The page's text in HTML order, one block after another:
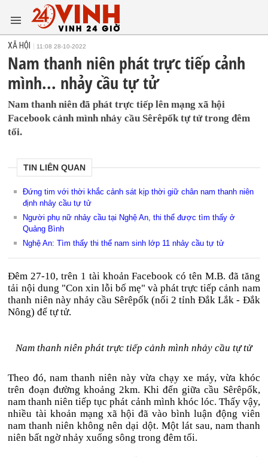
XÃ HỘI 11:08 28-10-2022
Nam thanh niên phát trực tiếp cảnh
mình... nhảy cầu tự tử
Nam thanh niên đã phát trực tiếp lên mạng xã hội
Facebook cảnh mình nhảy cầu Sêrêpốk tự tử trong đêm
tối.
TIN LIÊN QUAN
Đứng tim với thời khắc cảnh sát kịp thời giữ chân nam thanh niên
định nhảy cầu tự tử
Người phụ nữ nhảy cầu tại Nghệ An, thi thể được tìm thấy ở
Quảng Bình
Nghệ An: Tìm thấy thi thể nam sinh lớp 11 nhảy cầu tự tử
Đêm 27-10, trên 1 tài khoản Facebook có tên M.B. đã tăng
tải nội dung "Con xin lỗi bố mẹ" và phát trực tiếp cảnh nam
thanh niên này nhảy cầu Sêrêpốk (nối 2 tỉnh Đắk Lắk - Đắk
Nông) để tự tử.
Nam thanh niên phát trực tiếp cảnh mình nhảy cầu tự tử
Theo đó, nam thanh niên này vừa chạy xe máy, vừa khóc
trên đoạn đường khoảng 2km. Khi đến giữa cầu Sêrêpốk,
nam thanh niên tiếp tục phát cảnh mình khóc lóc. Thấy vậy,
nhiều tài khoản mạng xã hội đã vào bình luận động viên
nam thanh niên không nên dại dột. Một lát sau, nam thanh
niên bất ngờ nhảy xuống sông trong đêm tối.